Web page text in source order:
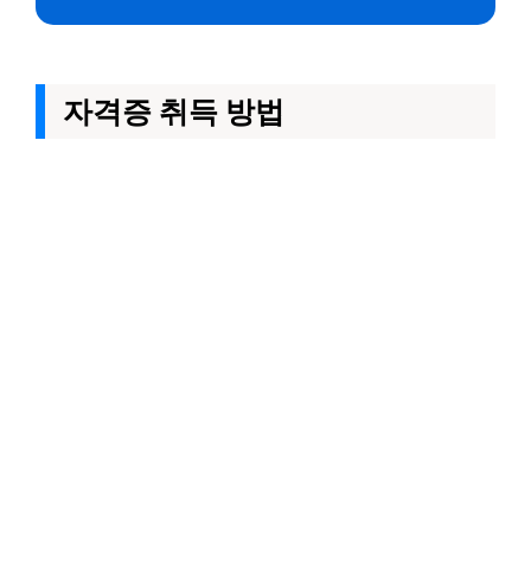
자격증 취득 방법